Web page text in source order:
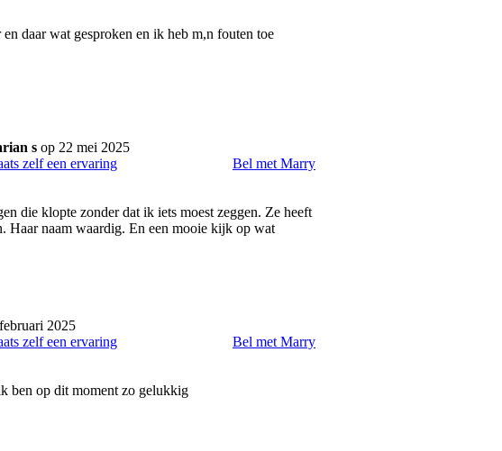
daar wat gesproken en ik heb m,n fouten toe
s op 22 mei 2025
zelf een ervaring
Bel met Marry
die klopte zonder dat ik iets moest zeggen. Ze heeft
Haar naam waardig. En een mooie kijk op wat
2025
zelf een ervaring
Bel met Marry
ben op dit moment zo gelukkig